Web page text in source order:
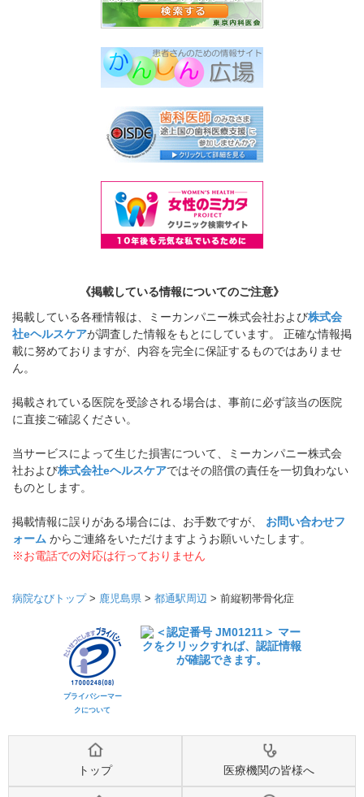
《掲載している情報についてのご注意》
掲載している各種情報は、ミーカンパニー株式会社および株式会
社eヘルスケアが調査した情報をもとにしています。 正確な情報掲
載に努めておりますが、内容を完全に保証するものではありませ
ん。
掲載されている医院を受診される場合は、事前に必ず該当の医院
に直接ご確認ください。
当サービスによって生じた損害について、ミーカンパニー株式会
社および株式会社eヘルスケアではその賠償の責任を一切負わない
ものとします。
掲載情報に誤りがある場合には、お手数ですが、 お問い合わせフ
ォーム からご連絡をいただけますようお願いいたします。
※お電話での対応は行っておりません
病院なびトップ> 鹿児島県 > 都通駅周辺 > 前縦靭帯骨化症
プライバシーマー
クについて
トップ 医療機関の皆様へ